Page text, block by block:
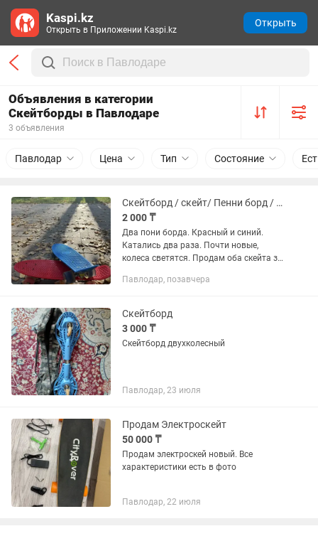
Объявления в категории
Скейтборды в Павлодаре
3 объявления
Павлодар Цена Тип Состояние
Скейтборд / скейт/ Пенни борд / пенниборд синий и красный , почти новые
2 000 ₸
Два пони борда. Красный и синий.
Катались два раза. Почти новые,
колеса светятся. Продам оба скейта за
Можете написать на :
Павлодар, позавчера
Скейтборд
3 000 ₸
Скейтборд двухколесный
Павлодар, 23 июля
Продам Электроскейт
50 000 ₸
Продам электроскей новый. Все
характеристики есть в фото
Павлодар, 22 июля
Kaspi.kz
Открыть в Приложении Kaspi.kz
Открыть